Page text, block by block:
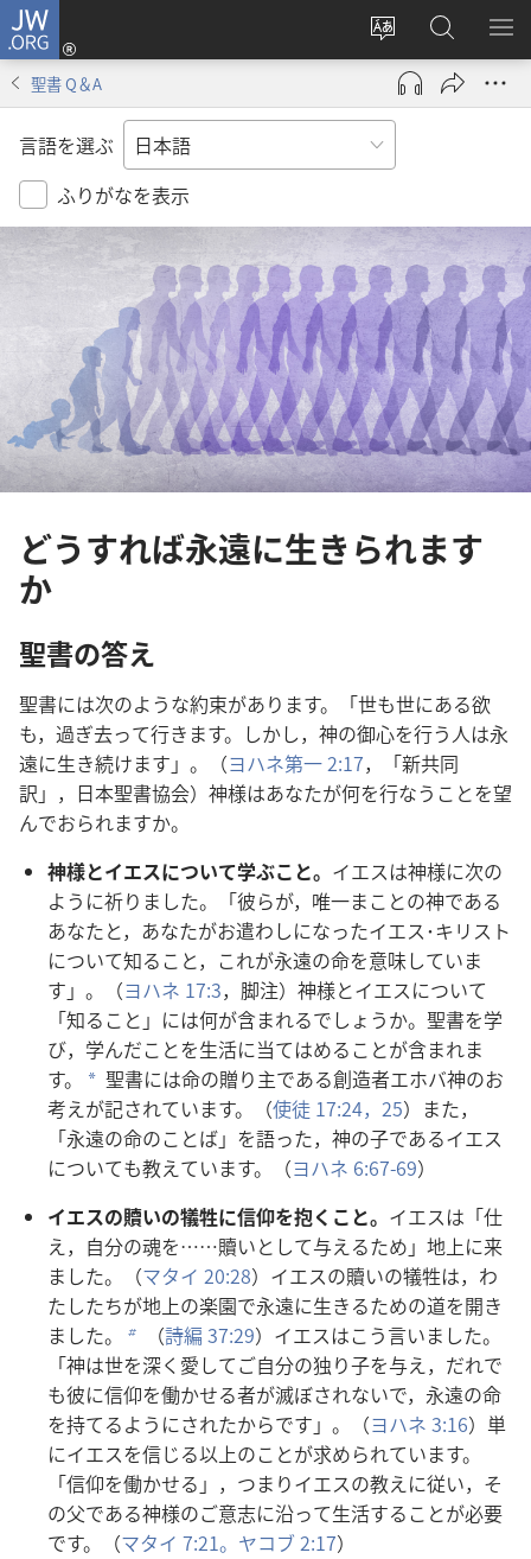
JW.ORG
サ
イ
ト
の
言
を
変
え
る
ロ
グ
ン
し
タ
ブ
で
開
く）
JW.ORG
の
検
メ
を
聖書 Q＆A
言語を選ぶ
ふりがなを表示
どうすれば永遠に生きられます
か
聖書の答え
聖書には次のような約束があります。「世も世にある欲
も， 過ぎ去って行きます。しかし， 神の御心を行う人は永
遠に生き続けます」。（ヨハネ第一2:17，「新共同
訳 」， 日本聖書協会） 神様はあなたが何を行なうことを望
んでおられますか。
神様とイエスについて学ぶこと。 イエスは神様に次の
ように祈りました。「彼らが， 唯一まことの神である
あなたと，あなたがお遣わしになったイエス･キリスト
について知ること，これが永遠の命を意味していま
す」。（ヨハネ 17:3， 脚注） 神様とイエスについて
「知ること」には何が含まれるでしょうか。 聖書を学
び， 学んだことを生活に当てはめることが含まれま
す。
a 聖書には命の贈り主である創造者エホバ神のお
考えが記されています。（使徒 17:24，25）また，
「永遠の命のことば」を語った， 神の子であるイエス
についても教えています。（ヨハネ 6:67-69）
イエスの贖いの犠牲に信仰を抱くこと。 イエスは「仕
え， 自分の魂を……贖いとして与えるため」 地 上に来
ました。（マタイ 20:28）イエスの贖いの犠牲は，わ
たしたちが地 上の楽園で永遠に生きるための道を開き
ました。
b （詩編 37:29）イエスはこう言いました。
「神は世を深く 愛してご自分の独り子を与え，だれで
も彼に信仰を働かせる者が滅ぼされないで， 永遠の命
を持てるようにされたからです」。（ヨハネ 3:16） 単
にイエスを信じる以 上のことが求められています。
「信仰を働かせる」，つまりイエスの教えに従い，そ
の父である神様のご意志に沿って生活することが必要
です。（マタイ 7:21。 ヤコブ 2:17）